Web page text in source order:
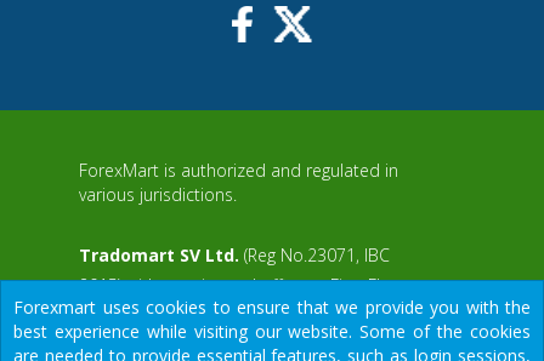
ForexMart is authorized and regulated in
various jurisdictions.
Tradomart SV Ltd. (Reg No.23071, IBC
2015) with a registered office at First Floor,
SVG Teachers Co-operative Credit Union
Limited Uptown Building, Corner of James
aWS
Forexmart uses cookies to ensure that we provide you with the
best experience while visiting our website. Some of the cookies
are needed to provide essential features, such as login sessions,